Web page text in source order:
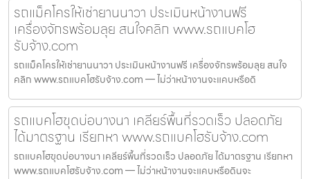
รถแม็คโครให้เช่ายานนาวา ประเมินหน้างานฟรี
เครื่องจักรพร้อมลุย สนใจคลิก www.รถแบคโฮ
รับจ้าง.com
รถแม็คโครให้เช่ายานนาวา ประเมินหน้างานฟรี เครื่องจักรพร้อมลุย สนใจ
คลิก www.รถแบคโฮรับจ้าง.com — ไม่ว่าหน้างานจะแคบหรือดิ
รถแบคโฮขุดบ่อบางนา เคลียร์พื้นที่รวดเร็ว ปลอดภัย
ได้มาตรฐาน เรียกหา www.รถแบคโฮรับจ้าง.com
รถแบคโฮขุดบ่อบางนา เคลียร์พื้นที่รวดเร็ว ปลอดภัย ได้มาตรฐาน เรียกหา
www.รถแบคโฮรับจ้าง.com — ไม่ว่าหน้างานจะแคบหรือดินจะ